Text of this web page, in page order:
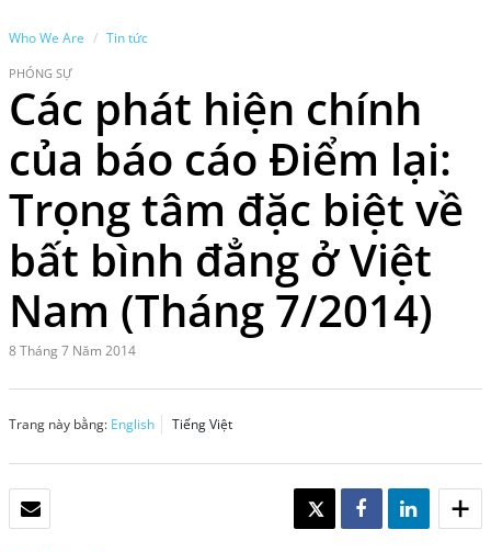
Who We Are Tin tức
PHÓNG SỰ
Các phát hiện chính
của báo cáo Điểm lại:
Trọng tâm đặc biệt về
bất bình đẳng ở Việt
Nam (Tháng 7/2014)
8 Tháng 7 Năm 2014
Trang này bằng: English Tiếng Việt
TWEET SHARE SHARE